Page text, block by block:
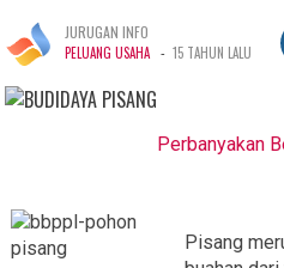
JURUGAN INFO
PELUANG USAHA - 15 TAHUN LALU
Perbanyakan
Pisang